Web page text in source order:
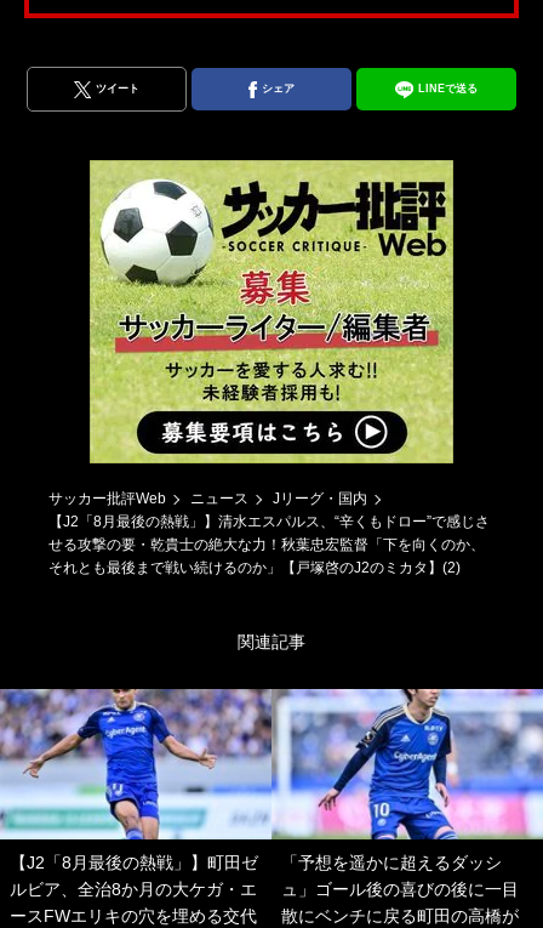
ツイート シェア LINEで送る
サッカー批評Web ニュース
Jリーグ・国内
【J2「8月最後の熱戦」】清水エスパルス、“辛くもドロー”で感じさ
せる攻撃の要・乾貴士の絶大な力！秋葉忠宏監督「下を向くのか、
それとも最後まで戦い続けるのか」【戸塚啓のJ2のミカタ】(2)
関連記事
【J2「8月最後の熱戦」】町田ゼ
ルビア、全治8か月の大ケガ・エ
ースFWエリキの穴を埋める交代
「予想を遥かに超えるダッシ
ュ」ゴール後の喜びの後に一目
散にベンチに戻る町田の高橋が